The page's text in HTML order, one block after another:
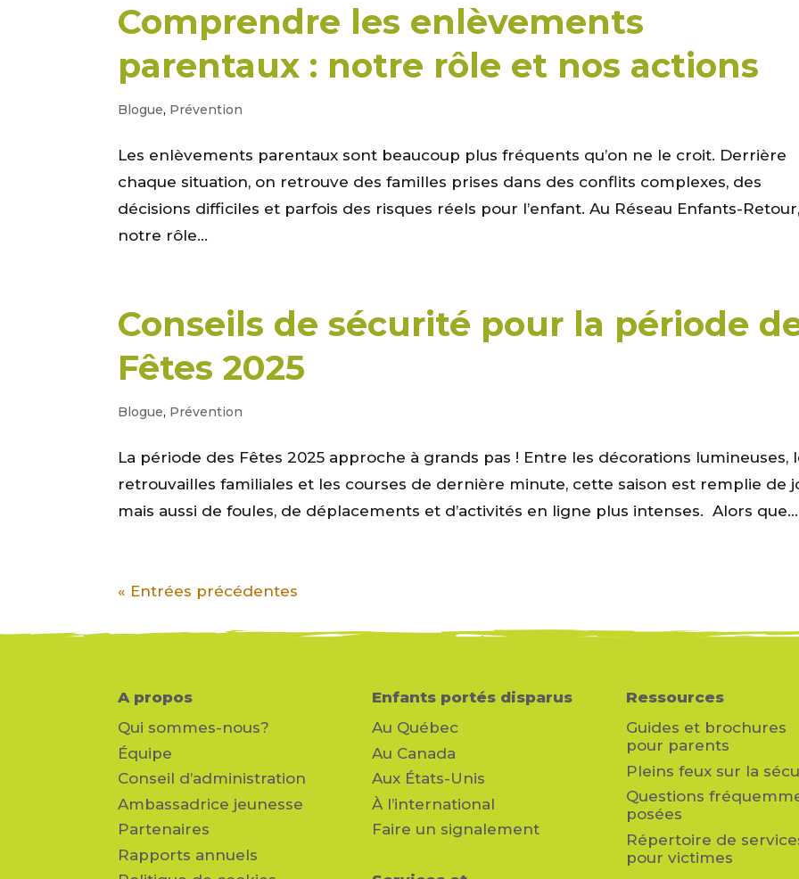
Comprendre les enlèvements
parentaux : notre rôle et nos actions
Blogue, Prévention
Les enlèvements parentaux sont beaucoup plus fréquents qu’on ne le croit. Derrière
chaque situation, on retrouve des familles prises dans des conflits complexes, des
décisions difficiles et parfois des risques réels pour l’enfant. Au Réseau Enfants-Retour,
notre rôle...
Conseils de sécurité pour la période
Fêtes 2025
Blogue, Prévention
La période des Fêtes 2025 approche à grands pas ! Entre les décorations lumineuses,
retrouvailles familiales et les courses de dernière minute, cette saison est remplie de
mais aussi de foules, de déplacements et d’activités en ligne plus intenses. Alors que...
« Entrées précédentes
A propos
Qui sommes-nous?
Équipe
Conseil d’administration
Ambassadrice jeunesse
Partenaires
Rapports annuels
Enfants portés disparus
Au Québec
Au Canada
Aux États-Unis
À l’international
Faire un signalement
Ressources
Guides et brochures
pour parents
Pleins feux sur la
Questions
posées
Répertoire de
pour victimes